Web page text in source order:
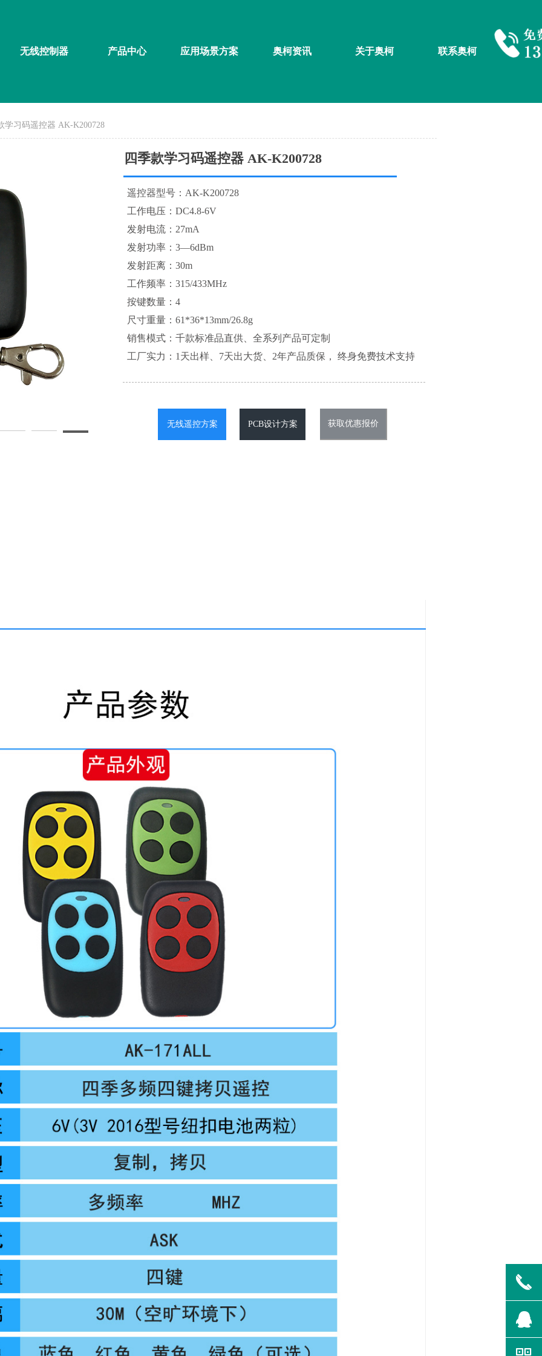
无线控制器 产品中心 应用场景方案 奥柯资讯 关于奥柯 联系奥柯
学习码遥控器 AK-K200728
四季款学习码遥控器 AK-K200728
遥控器型号：AK-K200728
工作电压：DC4.8-6V
发射电流：27mA
发射功率：3—6dBm
发射距离：30m
工作频率：315/433MHz
按键数量：4
尺寸重量：61*36*13mm/26.8g
销售模式：千款标准品直供、全系列产品可定制
工厂实力：1天出样、7天出大货、2年产品质保， 终身免费技术支持
无线遥控方案 PCB设计方案 获取优惠报价
끅
뀩